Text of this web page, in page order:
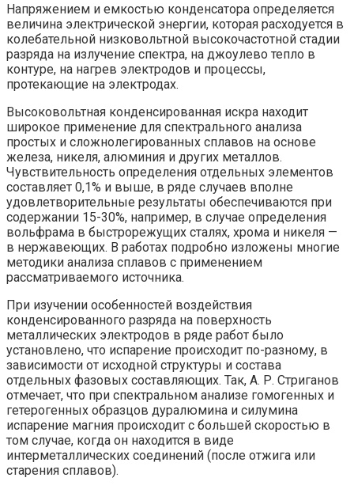
Напряжением и емкостью конденсатора определяется
величина электрической энергии, которая расходуется в
колебательной низковольтной высокочастотной стадии
разряда на излучение спектра, на джоулево тепло в
контуре, на нагрев электродов и процессы,
протекающие на электродах.
Высоковольтная конденсированная искра находит
широкое применение для спектрального анализа
простых и сложнолегированных сплавов на основе
железа, никеля, алюминия и других металлов.
Чувствительность определения отдельных элементов
составляет 0,1% и выше, в ряде случаев вполне
удовлетворительные результаты обеспечиваются при
содержании 15-30%, например, в случае определения
вольфрама в быстрорежущих сталях, хрома и никеля —
в нержавеющих. В работах подробно изложены многие
методики анализа сплавов с применением
рассматриваемого источника.
При изучении особенностей воздействия
конденсированного разряда на поверхность
металлических электродов в ряде работ было
установлено, что испарение происходит по-разному, в
зависимости от исходной структуры и состава
отдельных фазовых составляющих. Так, А. Р. Стриганов
отмечает, что при спектральном анализе гомогенных и
гетерогенных образцов дуралюмина и силумина
испарение магния происходит с большей скоростью в
том случае, когда он находится в виде
интерметаллических соединений (после отжига или
старения сплавов).